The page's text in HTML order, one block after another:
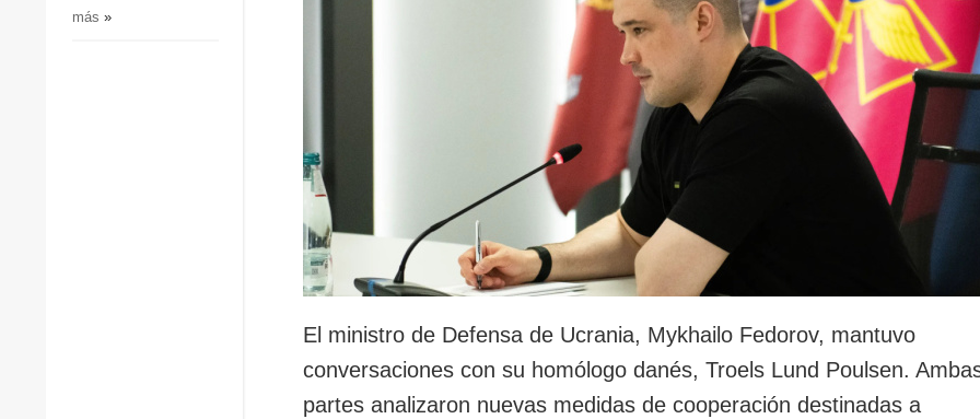
más »
El ministro de Defensa de Ucrania, Mykhailo Fedorov, mantuvo
conversaciones con su homólogo danés, Troels Lund Poulsen.
partes analizaron nuevas medidas de cooperación destinadas a